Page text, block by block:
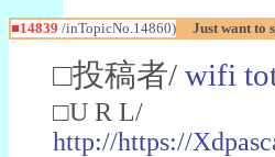
■14839 /inTopicNo.14860) Just want to
□投稿者/ wifi
□U R L/
http://https://